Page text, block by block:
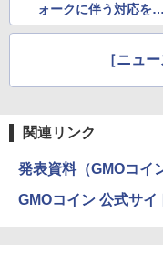
ォークに伴う対応を発
表
［ニュ
関連リンク
発表資料（GMOコイ
GMOコイン 公式サイ